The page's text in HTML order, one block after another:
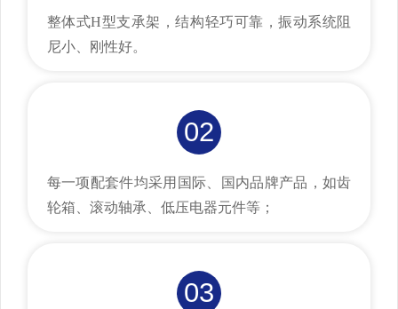
整体式H型支承架，结构轻巧可靠，振动系统阻
尼小、刚性好。
02
每一项配套件均采用国际、国内品牌产品，如齿
轮箱、滚动轴承、低压电器元件等；
03